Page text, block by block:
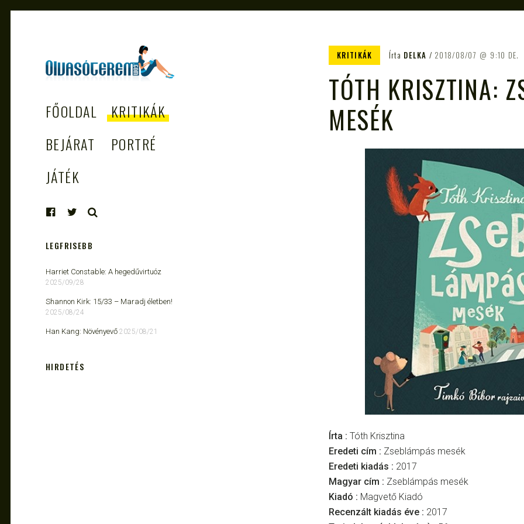
– AZ EGÉSZSÉGES
OLVASÁS
TÁMOGATÓJA
FŐOLDAL
KRITIKÁK
BEJÁRAT
PORTRÉ
JÁTÉK
KRITIKÁK Írta DELKA 2018/08/07 9:10 DE.
TÓTH KRISZTINA:
MESÉK
Írta : Tóth Krisztina
Eredeti cím : Zseblámpás mesék
Eredeti kiadás : 2017
Magyar cím : Zseblámpás mesék
Kiadó : Magvető Kiadó
Recenzált kiadás éve : 2017
LEGFRISEBB
Harriet Constable: A hegedűvirtuóz
2025/09/28
Shannon Kirk: 15/33 ​– Maradj életben!
2025/08/24
Han Kang: Növényevő 2025/08/21
HIRDETÉS